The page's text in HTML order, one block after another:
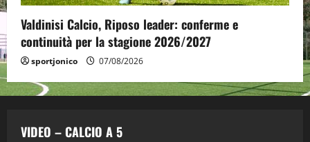
Valdinisi Calcio, Riposo leader: conferme e
continuità per la stagione 2026/2027
sportjonico 07/08/2026
VIDEO – CALCIO A 5